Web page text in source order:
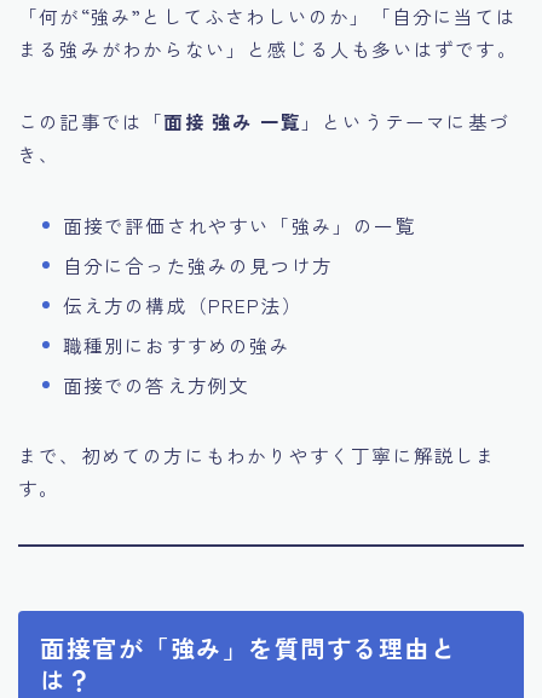
「何が“強み”としてふさわしいのか」「自分に当ては
まる強みがわからない」と感じる人も多いはずです。
この記事では「面接 強み 一覧 」というテーマに基づ
き、
面接で評価されやすい「強み」の一覧
自分に合った強みの見つけ方
伝え方の構成（PREP法）
職種別におすすめの強み
面接での答え方例文
まで、初めての方にもわかりやすく丁寧に解説しま
す。
面接官が「強み」を質問する理由と
は？